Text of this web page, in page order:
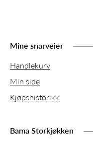
Mine snarveier
Handlekurv
Min side
Kjøpshistorikk
Bama Storkjøkken